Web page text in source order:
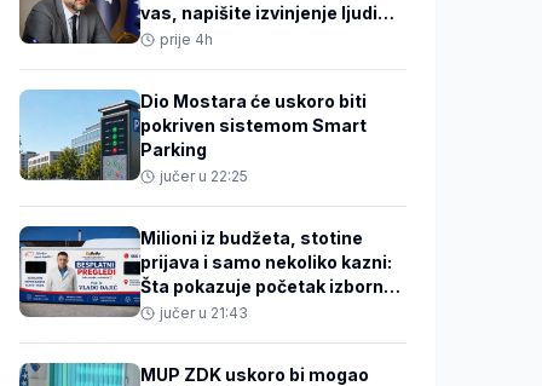
vas, napišite izvinjenje ljudima
u DKP mreži"
prije 4h
Dio Mostara će uskoro biti
pokriven sistemom Smart
Parking
jučer u 22:25
Milioni iz budžeta, stotine
prijava i samo nekoliko kazni:
Šta pokazuje početak izborne
kampanje?
jučer u 21:43
MUP ZDK uskoro bi mogao